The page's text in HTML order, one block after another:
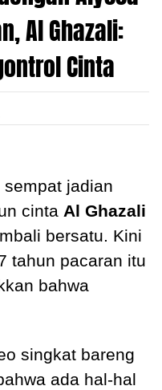
Al Ghazali:
Cinta
jadian
cinta Al Ghazali
bersatu. Kini
tahun pacaran itu
bahwa
singkat bareng
ada hal-hal